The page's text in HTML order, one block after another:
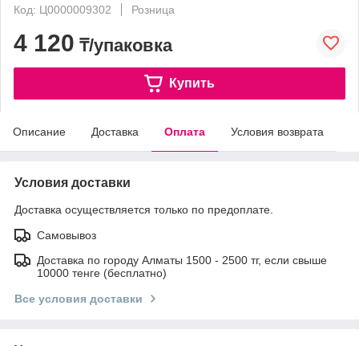
Код: Ц0000009302
Розница
4 120 ₸/упаковка
Купить
Описание Доставка Оплата Условия возврата
Условия доставки
Доставка осуществляется только по предоплате.
Самовывоз
Доставка по городу Алматы 1500 - 2500 тг, если свыше
10000 тенге (бесплатно)
Все условия доставки